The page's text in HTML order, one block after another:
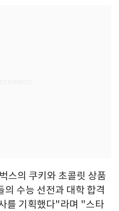
스의 쿠키와 초콜릿 상품
수능 선전과 대학 합격
를 기획했다"라며 "스타